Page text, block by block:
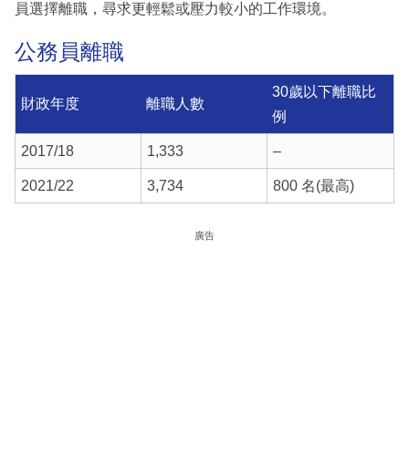
員選擇離職，尋求更輕鬆或壓力較小的工作環境。
公務員離職
財政年度 離職人數
30歲以下離職比
例
2017/18 1,333 –
2021/22 3,734 800 名(最高)
廣告